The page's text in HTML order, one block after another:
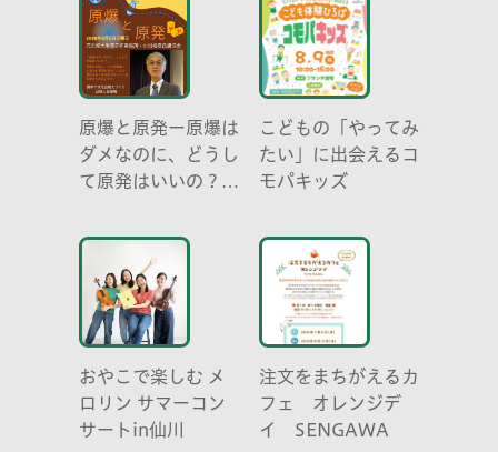
原爆と原発ー原爆は
ダメなのに、どうし
て原発はいいの？
験所・小出裕章氏講
こどもの「やってみ
たい」に出会えるコ
モパキッズ
おやこで楽しむ メ
ロリン サマーコン
サートin仙川
注文をまちがえるカ
フェ オレンジデ
イ SENGAWA